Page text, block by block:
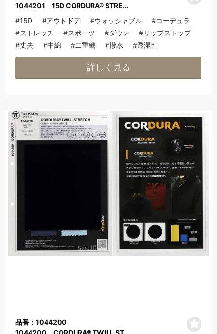
1044201 15D CORDURA® STRE...
#15D
#アウトドア #ウォッシャブル
#コーデュラ
#ストレッチ
#スポーツ #ダウン
#リップストップ
#丈夫
#中綿 #二重織 #撥水 #透湿性
詳しく見る
品番：1044200
1044200 CORDURA® TWILL ST...